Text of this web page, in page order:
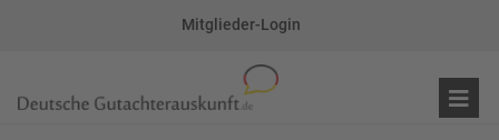
Mitglieder-Login